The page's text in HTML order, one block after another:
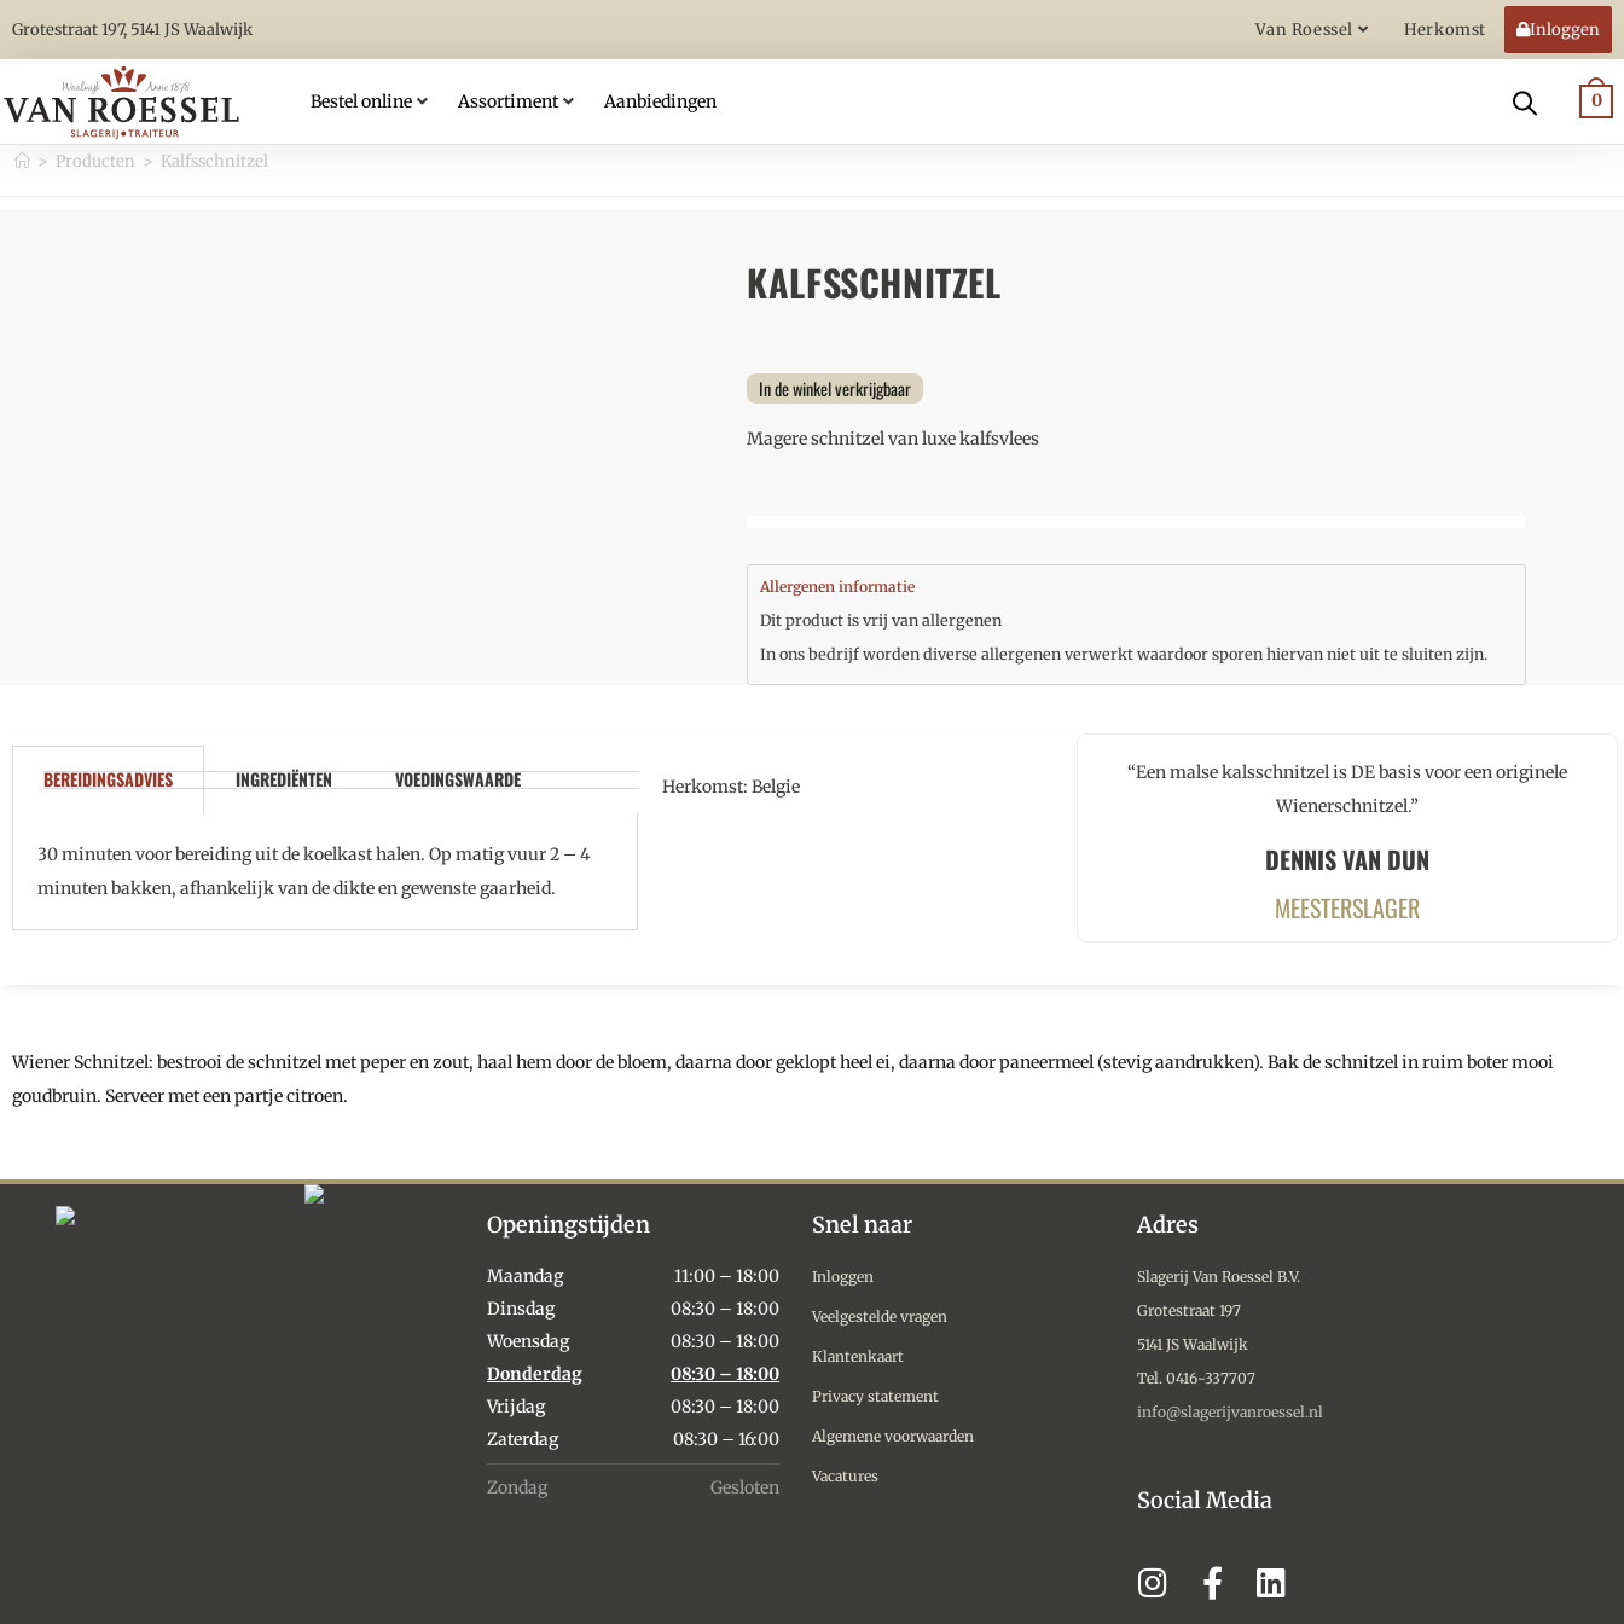
Grotestraat 197, 5141 JS Waalwijk Van Roessel Herkomst Inloggen
Bestel online Assortiment Aanbiedingen 0
> Producten > Kalfsschnitzel
KALFSSCHNITZEL
In de winkel verkrijgbaar
Magere schnitzel van luxe kalfsvlees
Allergenen informatie
Dit product is vrij van allergenen
In ons bedrijf worden diverse allergenen verwerkt waardoor sporen hiervan niet uit te sluiten zijn.
BEREIDINGSADVIES INGREDIËNTEN VOEDINGSWAARDE
30 minuten voor bereiding uit de koelkast halen. Op matig vuur 2 – 4
minuten bakken, afhankelijk van de dikte en gewenste gaarheid.
Herkomst: Belgie
“Een malse kalsschnitzel is DE basis voor een originele
Wienerschnitzel.”
DENNIS VAN DUN
MEESTERSLAGER
Wiener Schnitzel: bestrooi de schnitzel met peper en zout, haal hem door de bloem, daarna door geklopt heel ei, daarna door paneermeel (stevig aandrukken). Bak de schnitzel in ruim boter mooi
goudbruin. Serveer met een partje citroen.
Openingstijden
Maandag
11:00 – 18:00
Dinsdag
08:30 – 18:00
Woensdag
08:30 – 18:00
Donderdag
08:30 – 18:00
Vrijdag
08:30 – 18:00
Zaterdag
08:30 – 16:00
Zondag Gesloten
Snel naar
Inloggen
Veelgestelde vragen
Klantenkaart
Privacy statement
Algemene voorwaarden
Vacatures
Adres
Slagerij Van Roessel B.V.
Grotestraat 197
5141 JS Waalwijk
Tel. 0416-337707
info@slagerijvanroessel.nl
Social Media